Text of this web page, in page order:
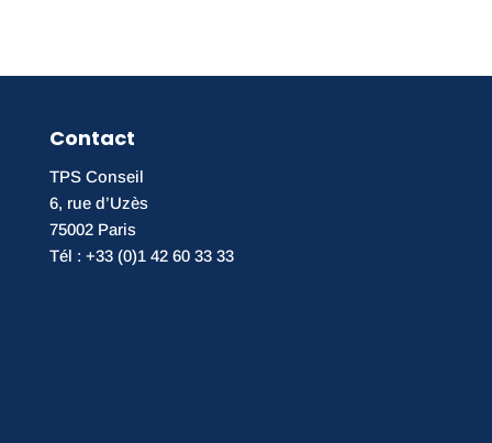
Contact
TPS Conseil
6, rue d’Uzès
75002 Paris
Tél : +33 (0)1 42 60 33 33